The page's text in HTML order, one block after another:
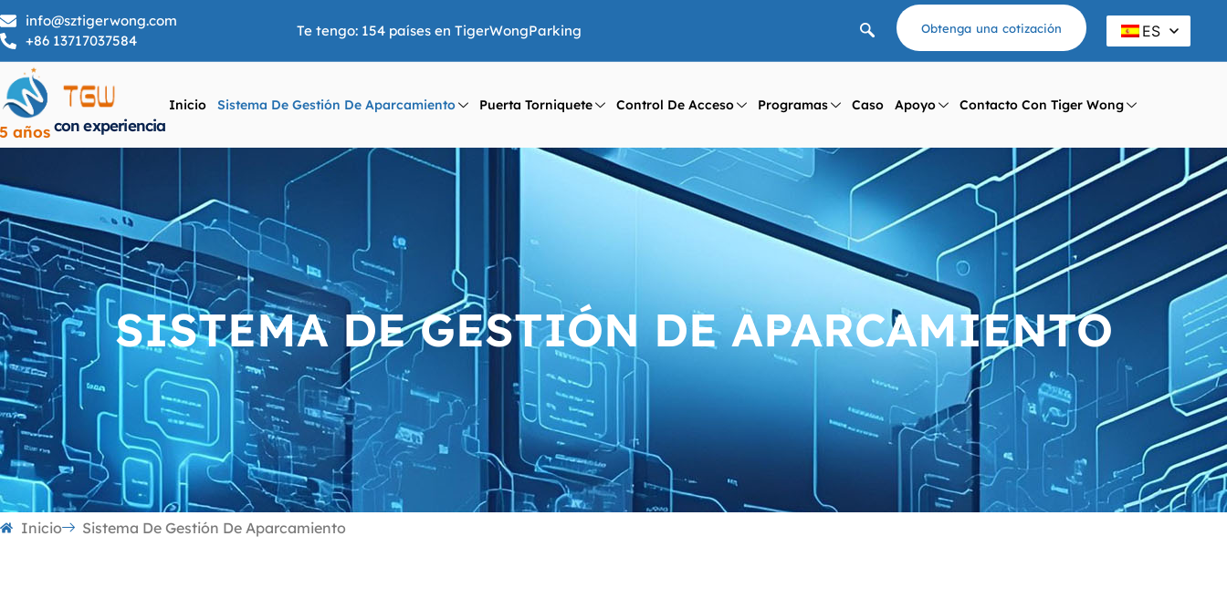
info@sztigerwong.com
+86 13717037584
Te tengo: 154 países en TigerWongParking Obtenga una cotización ES
añoscon experiencia
Inicio Sistema De Gestión De Aparcamiento Puerta Torniquete Control De Acceso Programas Caso Apoyo Contacto Con Tiger Wong
SISTEMA DE GESTIÓN DE APARCAMIENTO
Inicio Sistema De Gestión De Aparcamiento